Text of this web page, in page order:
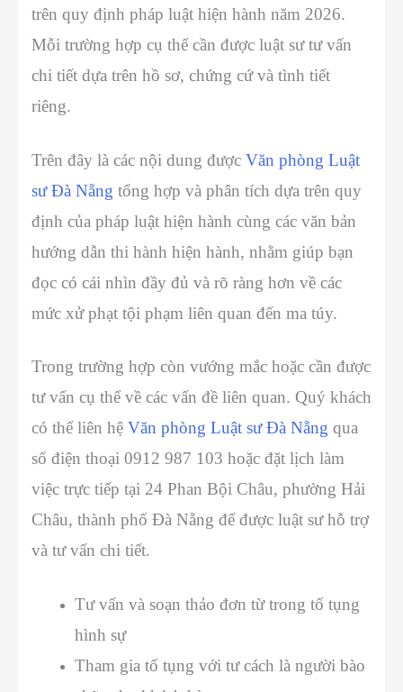
trên quy định pháp luật hiện hành năm 2026.
Mỗi trường hợp cụ thể cần được luật sư tư vấn
chi tiết dựa trên hồ sơ, chứng cứ và tình tiết
riêng.
Trên đây là các nội dung được Văn phòng Luật
sư Đà Nẵng tổng hợp và phân tích dựa trên quy
định của pháp luật hiện hành cùng các văn bản
hướng dẫn thi hành hiện hành, nhằm giúp bạn
đọc có cái nhìn đầy đủ và rõ ràng hơn về các
mức xử phạt tội phạm liên quan đến ma túy.
Trong trường hợp còn vướng mắc hoặc cần được
tư vấn cụ thể về các vấn đề liên quan. Quý khách
có thể liên hệ Văn phòng Luật sư Đà Nẵng qua
số điện thoại 0912 987 103 hoặc đặt lịch làm
việc trực tiếp tại 24 Phan Bội Châu, phường Hải
Châu, thành phố Đà Nẵng để được luật sư hỗ trợ
và tư vấn chi tiết.
Tư vấn và soạn thảo đơn từ trong tố tụng
hình sự
Tham gia tố tụng với tư cách là người bào